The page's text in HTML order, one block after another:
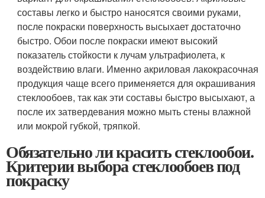
составы легко и быстро наносятся своими руками,
после покраски поверхность высыхает достаточно
быстро. Обои после покраски имеют высокий
показатель стойкости к лучам ультрафиолета, к
воздействию влаги. Именно акриловая лакокрасочная
продукция чаще всего применяется для окрашивания
стеклообоев, так как эти составы быстро высыхают, а
после их затвердевания можно мыть стены влажной
или мокрой губкой, тряпкой.
Обязательно ли красить стеклообои.
Критерии выбора стеклообоев под
покраску